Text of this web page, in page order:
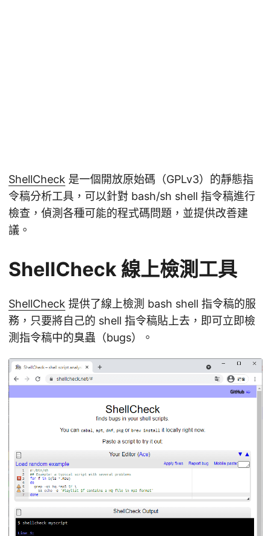
ShellCheck 是一個開放原始碼（GPLv3）的靜態指
令稿分析工具，可以針對 bash/sh shell 指令稿進行
檢查，偵測各種可能的程式碼問題，並提供改善建
議。
ShellCheck 線上檢測工具
ShellCheck 提供了線上檢測 bash shell 指令稿的服
務，只要將自己的 shell 指令稿貼上去，即可立即檢
測指令稿中的臭蟲（bugs）。